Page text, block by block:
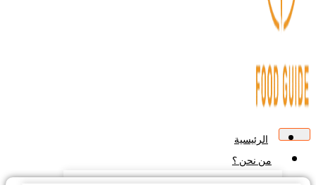
الرئيسية
من نحن ؟